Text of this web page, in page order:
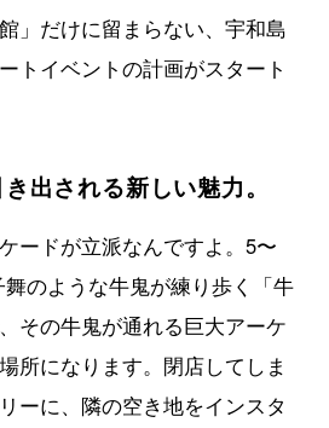
」だけに留まらない、宇和島
トイベントの計画がスタート
出される新しい魅力。
ードが立派なんですよ。5〜
のような牛鬼が練り歩く「牛
その牛鬼が通れる巨大アーケ
所になります。閉店してしま
ーに、隣の空き地をインスタ